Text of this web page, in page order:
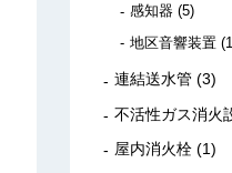
感知器 (5)
地区音響装置
連結送水管 (3)
不活性ガス消火
屋内消火栓 (1)